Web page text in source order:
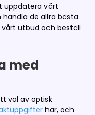
uppdatera vårt
de allra bästa
vårt utbud och beställ
med
val av optisk
här, och